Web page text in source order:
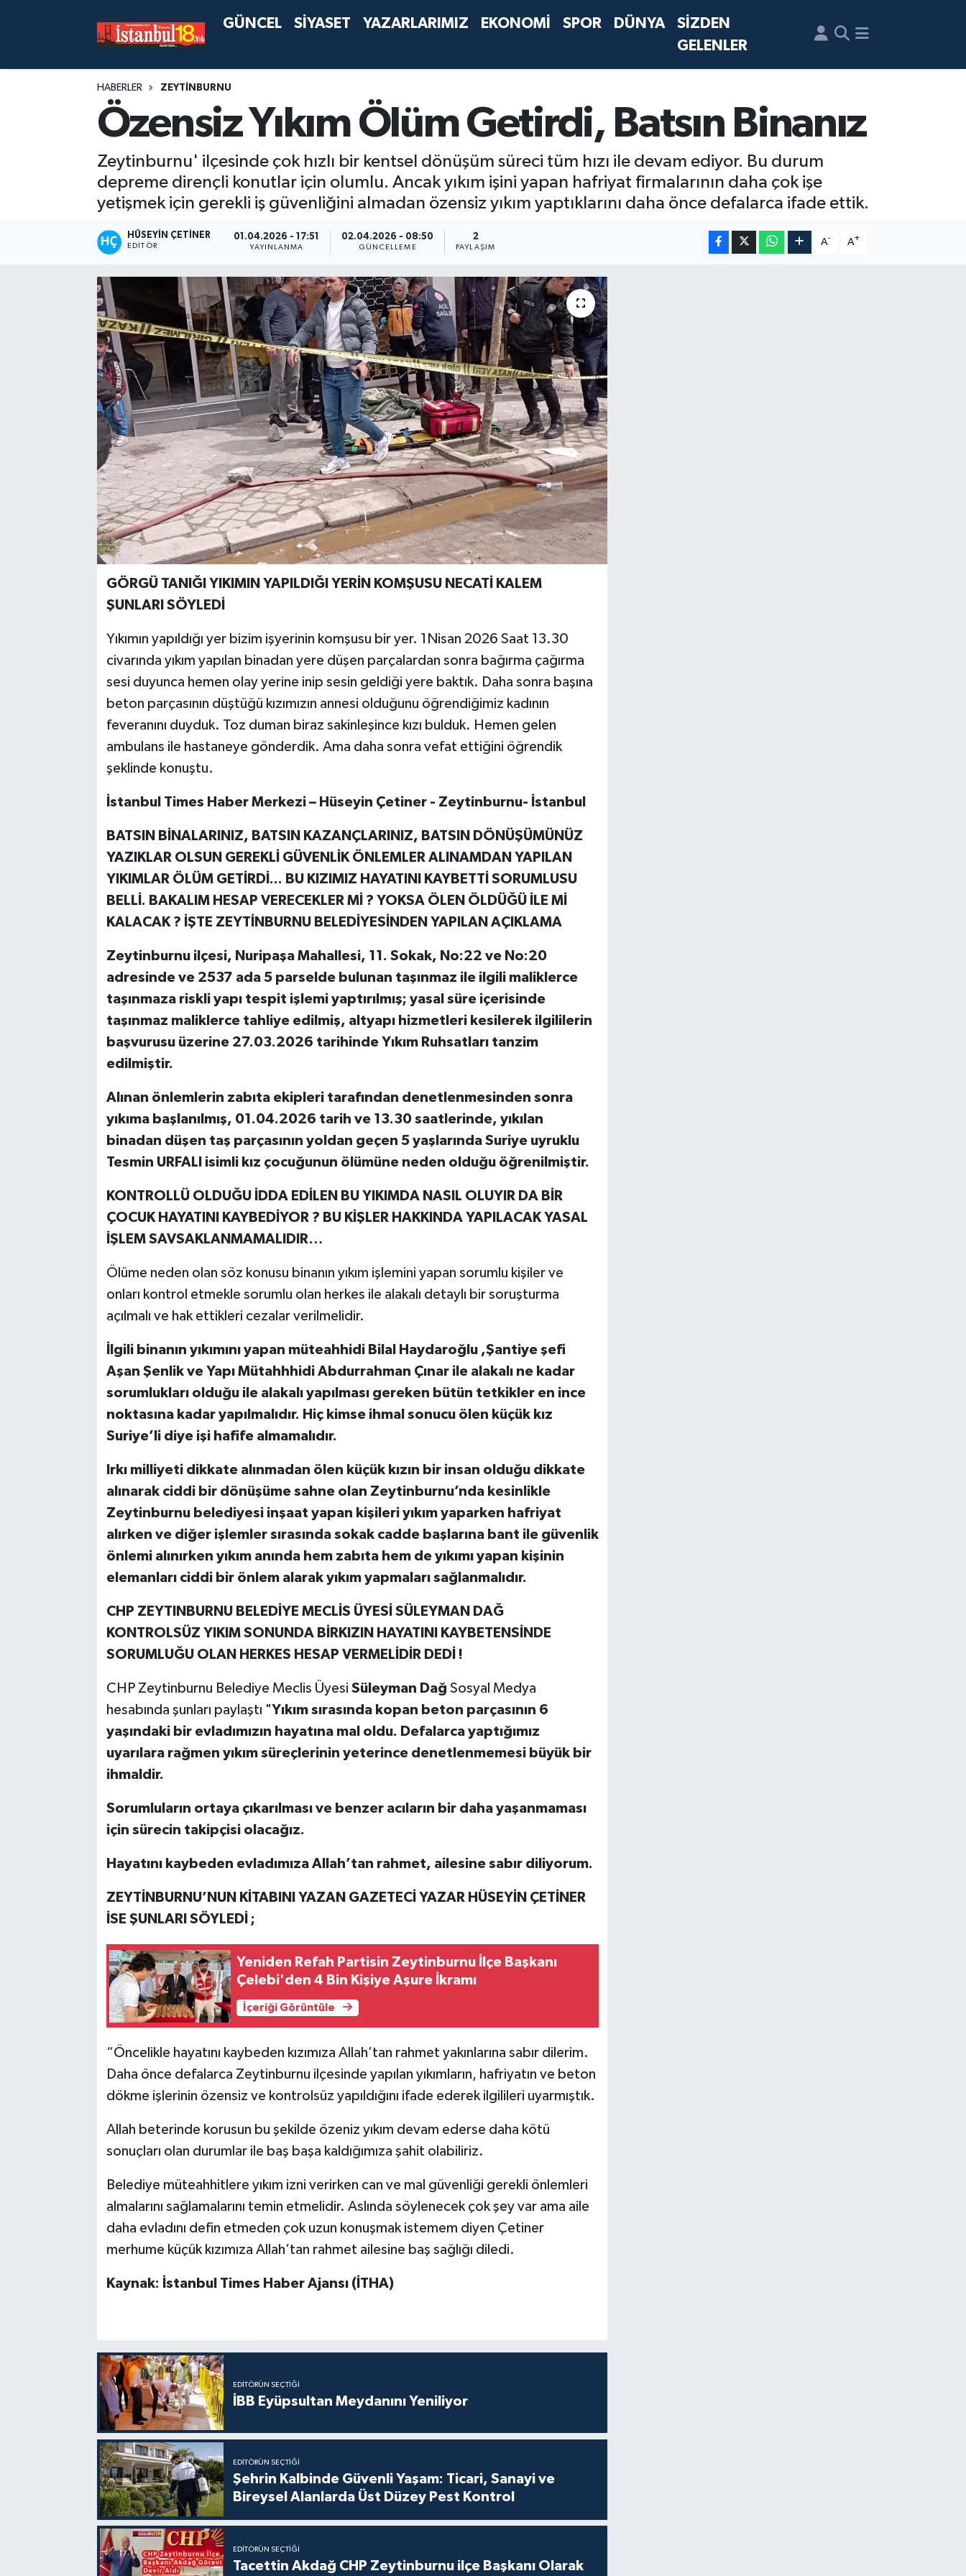
GÜNCEL SİYASET YAZARLARIMIZ EKONOMİ SPOR DÜNYA
SİZDEN
GELENLER
HABERLER ZEYTİNBURNU
Özensiz Yıkım Ölüm Getirdi, Batsın Binanız
Zeytinburnu' ilçesinde çok hızlı bir kentsel dönüşüm süreci tüm hızı ile devam ediyor. Bu durum
depreme dirençli konutlar için olumlu. Ancak yıkım işini yapan hafriyat firmalarının daha çok işe
yetişmek için gerekli iş güvenliğini almadan özensiz yıkım yaptıklarını daha önce defalarca ifade ettik.
HÜSEYIN ÇETINER
EDITÖR
01.04.2026 - 17:51
YAYINLANMA
02.04.2026 - 08:50
GÜNCELLEME
2
PAYLAŞIM
A- A+
GÖRGÜ TANIĞI YIKIMIN YAPILDIĞI YERİN KOMŞUSU NECATİ KALEM
ŞUNLARI SÖYLEDİ
Yıkımın yapıldığı yer bizim işyerinin komşusu bir yer. 1Nisan 2026 Saat 13.30
civarında yıkım yapılan binadan yere düşen parçalardan sonra bağırma çağırma
sesi duyunca hemen olay yerine inip sesin geldiği yere baktık. Daha sonra başına
beton parçasının düştüğü kızımızın annesi olduğunu öğrendiğimiz kadının
feveranını duyduk. Toz duman biraz sakinleşince kızı bulduk. Hemen gelen
ambulans ile hastaneye gönderdik. Ama daha sonra vefat ettiğini öğrendik
şeklinde konuştu.
İstanbul Times Haber Merkezi – Hüseyin Çetiner - Zeytinburnu- İstanbul
BATSIN BİNALARINIZ, BATSIN KAZANÇLARINIZ, BATSIN DÖNÜŞÜMÜNÜZ
YAZIKLAR OLSUN GEREKLİ GÜVENLİK ÖNLEMLER ALINAMDAN YAPILAN
YIKIMLAR ÖLÜM GETİRDİ... BU KIZIMIZ HAYATINI KAYBETTİ SORUMLUSU
BELLİ. BAKALIM HESAP VERECEKLER Mİ ? YOKSA ÖLEN ÖLDÜĞÜ İLE Mİ
KALACAK ? İŞTE ZEYTİNBURNU BELEDİYESİNDEN YAPILAN AÇIKLAMA
Zeytinburnu ilçesi, Nuripaşa Mahallesi, 11. Sokak, No:22 ve No:20
adresinde ve 2537 ada 5 parselde bulunan taşınmaz ile ilgili maliklerce
taşınmaza riskli yapı tespit işlemi yaptırılmış; yasal süre içerisinde
taşınmaz maliklerce tahliye edilmiş, altyapı hizmetleri kesilerek ilgililerin
başvurusu üzerine 27.03.2026 tarihinde Yıkım Ruhsatları tanzim
edilmiştir.
Alınan önlemlerin zabıta ekipleri tarafından denetlenmesinden sonra
yıkıma başlanılmış, 01.04.2026 tarih ve 13.30 saatlerinde, yıkılan
binadan düşen taş parçasının yoldan geçen 5 yaşlarında Suriye uyruklu
Tesmin URFALI isimli kız çocuğunun ölümüne neden olduğu öğrenilmiştir.
KONTROLLÜ OLDUĞU İDDA EDİLEN BU YIKIMDA NASIL OLUYIR DA BİR
ÇOCUK HAYATINI KAYBEDİYOR ? BU KİŞLER HAKKINDA YAPILACAK YASAL
İŞLEM SAVSAKLANMAMALIDIR…
Ölüme neden olan söz konusu binanın yıkım işlemini yapan sorumlu kişiler ve
onları kontrol etmekle sorumlu olan herkes ile alakalı detaylı bir soruşturma
açılmalı ve hak ettikleri cezalar verilmelidir.
İlgili binanın yıkımını yapan müteahhidi Bilal Haydaroğlu ,Şantiye şefi
Aşan Şenlik ve Yapı Mütahhhidi Abdurrahman Çınar ile alakalı ne kadar
sorumlukları olduğu ile alakalı yapılması gereken bütün tetkikler en ince
noktasına kadar yapılmalıdır. Hiç kimse ihmal sonucu ölen küçük kız
Suriye’li diye işi hafife almamalıdır.
Irkı milliyeti dikkate alınmadan ölen küçük kızın bir insan olduğu dikkate
alınarak ciddi bir dönüşüme sahne olan Zeytinburnu’nda kesinlikle
Zeytinburnu belediyesi inşaat yapan kişileri yıkım yaparken hafriyat
alırken ve diğer işlemler sırasında sokak cadde başlarına bant ile güvenlik
önlemi alınırken yıkım anında hem zabıta hem de yıkımı yapan kişinin
elemanları ciddi bir önlem alarak yıkım yapmaları sağlanmalıdır.
CHP ZEYTINBURNU BELEDİYE MECLİS ÜYESİ SÜLEYMAN DAĞ
KONTROLSÜZ YIKIM SONUNDA BİRKIZIN HAYATINI KAYBETENSİNDE
SORUMLUĞU OLAN HERKES HESAP VERMELİDİR DEDİ !
CHP Zeytinburnu Belediye Meclis Üyesi Süleyman Dağ Sosyal Medya
hesabında şunları paylaştı "Yıkım sırasında kopan beton parçasının 6
yaşındaki bir evladımızın hayatına mal oldu. Defalarca yaptığımız
uyarılara rağmen yıkım süreçlerinin yeterince denetlenmemesi büyük bir
ihmaldir.
Sorumluların ortaya çıkarılması ve benzer acıların bir daha yaşanmaması
için sürecin takipçisi olacağız.
Hayatını kaybeden evladımıza Allah’tan rahmet, ailesine sabır diliyorum.
ZEYTİNBURNU’NUN KİTABINI YAZAN GAZETECİ YAZAR HÜSEYİN ÇETİNER
İSE ŞUNLARI SÖYLEDİ ;
Yeniden Refah Partisin Zeytinburnu İlçe Başkanı
Çelebi'den 4 Bin Kişiye Aşure İkramı
İçeriği Görüntüle
“Öncelikle hayatını kaybeden kızımıza Allah’tan rahmet yakınlarına sabır dilerim.
Daha önce defalarca Zeytinburnu ilçesinde yapılan yıkımların, hafriyatın ve beton
dökme işlerinin özensiz ve kontrolsüz yapıldığını ifade ederek ilgilileri uyarmıştık.
Allah beterinde korusun bu şekilde özeniz yıkım devam ederse daha kötü
sonuçları olan durumlar ile baş başa kaldığımıza şahit olabiliriz.
Belediye müteahhitlere yıkım izni verirken can ve mal güvenliği gerekli önlemleri
almalarını sağlamalarını temin etmelidir. Aslında söylenecek çok şey var ama aile
daha evladını defin etmeden çok uzun konuşmak istemem diyen Çetiner
merhume küçük kızımıza Allah’tan rahmet ailesine baş sağlığı diledi.
Kaynak: İstanbul Times Haber Ajansı (İTHA)
EDITÖRÜN SEÇTIĞI
İBB Eyüpsultan Meydanını Yeniliyor
EDITÖRÜN SEÇTIĞI
Şehrin Kalbinde Güvenli Yaşam: Ticari, Sanayi ve
Bireysel Alanlarda Üst Düzey Pest Kontrol
EDITÖRÜN SEÇTIĞI
Tacettin Akdağ CHP Zeytinburnu ilçe Başkanı Olarak